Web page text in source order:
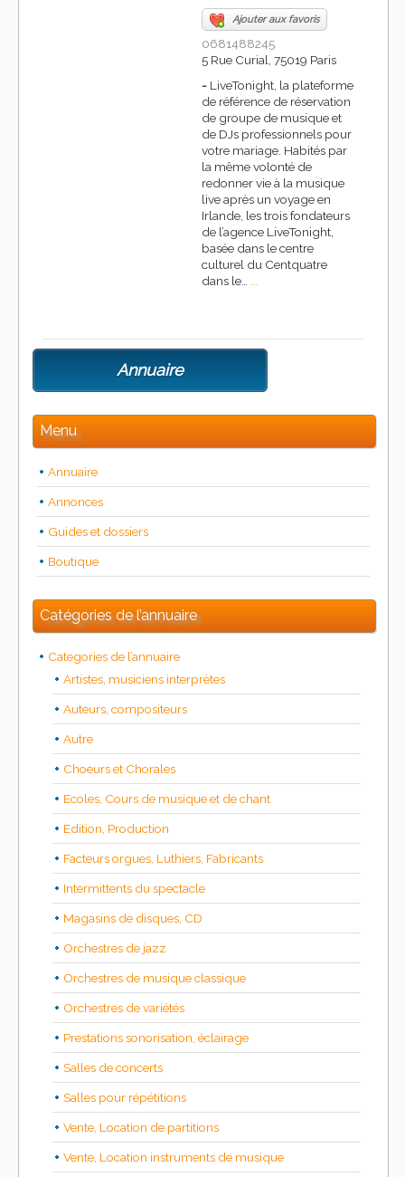
Ajouter aux favoris
0681488245
5 Rue Curial, 75019 Paris
- LiveTonight, la plateforme
de référence de réservation
de groupe de musique et
de DJs professionnels pour
votre mariage. Habités par
la même volonté de
redonner vie à la musique
live après un voyage en
Irlande, les trois fondateurs
de l’agence LiveTonight,
basée dans le centre
culturel du Centquatre
dans le… ...
Annuaire
Menu
Annuaire
Annonces
Guides et dossiers
Boutique
Catégories de l’annuaire
Categories de l’annuaire
Artistes, musiciens interprètes
Auteurs, compositeurs
Autre
Choeurs et Chorales
Ecoles, Cours de musique et de chant
Edition, Production
Facteurs orgues, Luthiers, Fabricants
Intermittents du spectacle
Magasins de disques, CD
Orchestres de jazz
Orchestres de musique classique
Orchestres de variétés
Prestations sonorisation, éclairage
Salles de concerts
Salles pour répétitions
Vente, Location de partitions
Vente, Location instruments de musique